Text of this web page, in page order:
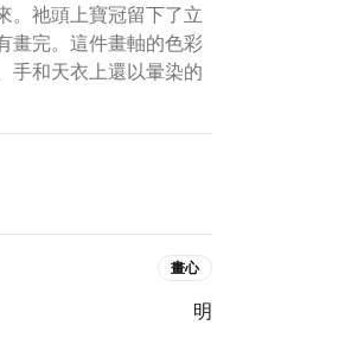
。祂頭上寶冠留下了立
畫完。這件畫軸的色彩
手和天衣上還以暈染的
畫心
明